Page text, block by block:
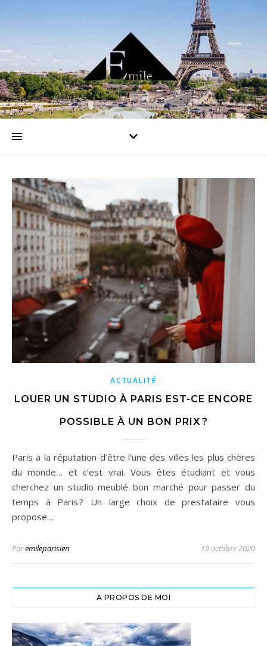
ACTUALITÉ
LOUER UN STUDIO À PARIS EST-CE ENCORE
POSSIBLE À UN BON PRIX ?
Paris a la réputation d’être l’une des villes les plus chères
du monde… et c’est vrai. Vous êtes étudiant et vous
cherchez un studio meublé bon marché pour passer du
temps à Paris ? Un large choix de prestataire vous
propose…
Paremileparisien 19 octobre 2020
A PROPOS DE MOI